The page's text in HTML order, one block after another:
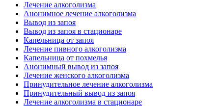
Лечение алкоголизма
Анонимное лечение алкоголизма
Вывод из запоя
Вывод из запоя в стационаре
Капельница от запоя
Лечение пивного алкоголизма
Капельница от похмелья
Анонимный вывод из запоя
Лечение женского алкоголизма
Принудительное лечение алкоголизма
Принудительный вывод из запоя
Лечение алкоголизма в стационаре